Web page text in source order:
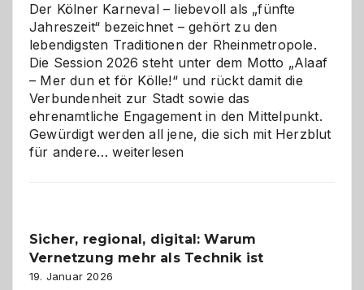
Der Kölner Karneval – liebevoll als „fünfte
Jahreszeit“ bezeichnet – gehört zu den
lebendigsten Traditionen der Rheinmetropole.
Die Session 2026 steht unter dem Motto „Alaaf
– Mer dun et för Kölle!“ und rückt damit die
Verbundenheit zur Stadt sowie das
ehrenamtliche Engagement in den Mittelpunkt.
Gewürdigt werden all jene, die sich mit Herzblut
für andere…Kölner
ein
dreifaches
Alaaf!
weiterlesen
Sicher, regional, digital: Warum
Vernetzung mehr als Technik ist
19. Januar 2026